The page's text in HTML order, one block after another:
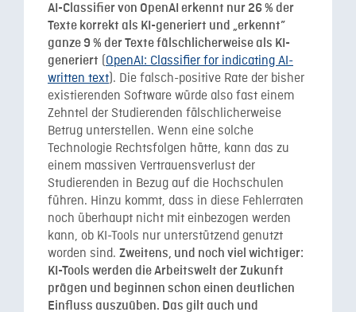
AI-Classifier von OpenAI erkennt nur 26 % der
Texte korrekt als KI-generiert und „erkennt”
ganze 9 % der Texte fälschlicherweise als KI-
generiert (OpenAI: Classifier for indicating AI-
written text). Die falsch-positive Rate der bisher
existierenden Software würde also fast einem
Zehntel der Studierenden fälschlicherweise
Betrug unterstellen. Wenn eine solche
Technologie Rechtsfolgen hätte, kann das zu
einem massiven Vertrauensverlust der
Studierenden in Bezug auf die Hochschulen
führen. Hinzu kommt, dass in diese Fehlerraten
noch überhaupt nicht mit einbezogen werden
kann, ob KI-Tools nur unterstützend genutzt
worden sind. Zweitens, und noch viel wichtiger:
KI-Tools werden die Arbeitswelt der Zukunft
prägen und beginnen schon einen deutlichen
Einfluss auszuüben. Das gilt auch und